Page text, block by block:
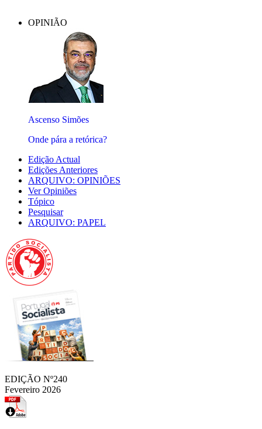
OPINIÃO
Ascenso Simões
Onde pára a retórica?
Edição Actual
Edições Anteriores
ARQUIVO: OPINIÕES
Ver Opiniões
Tópico
Pesquisar
ARQUIVO: PAPEL
EDIÇÃO Nº240
Fevereiro 2026